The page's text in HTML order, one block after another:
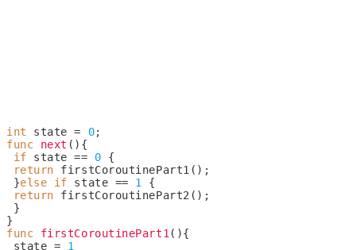
int state = 0;
func
next () {
if state == 0 {
return firstCoroutinePart1();
}else if state == 1 {
return firstCoroutinePart2();
}
}
func
firstCoroutinePart1(){
state = 1